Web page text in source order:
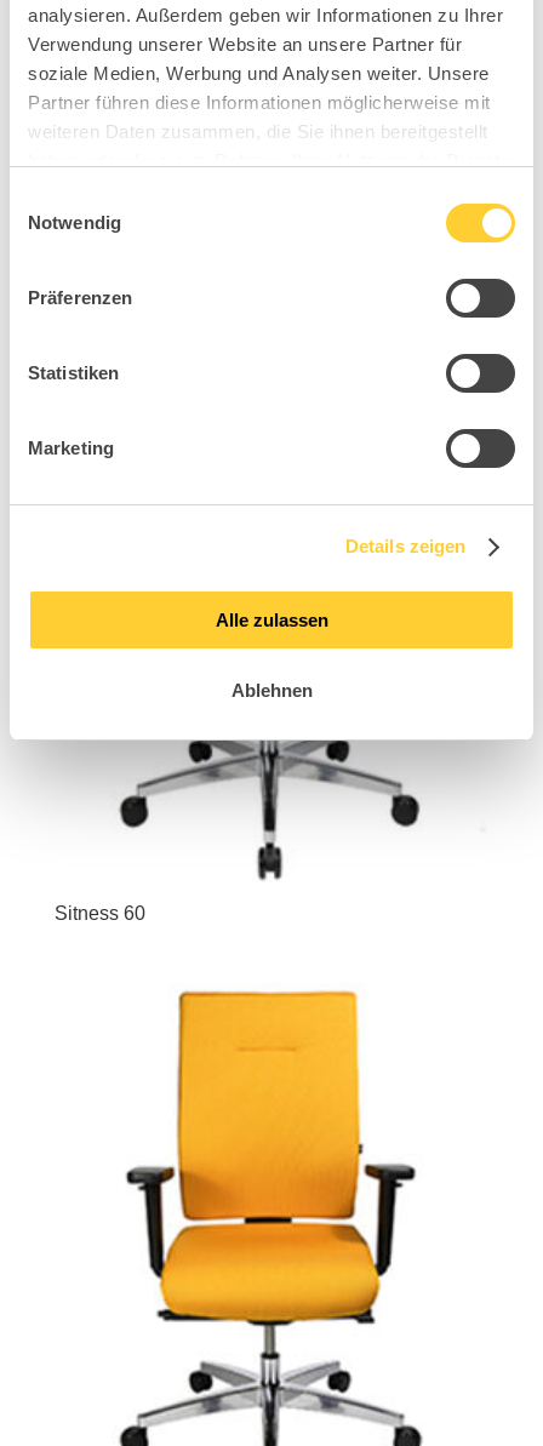
analysieren. Außerdem geben wir Informationen zu Ihrer
Verwendung unserer Website an unsere Partner für
soziale Medien, Werbung und Analysen weiter. Unsere
Partner führen diese Informationen möglicherweise mit
weiteren Daten zusammen, die Sie ihnen bereitgestellt
Notwendig
Präferenzen
Statistiken
Marketing
Details zeigen
Alle zulassen
Ablehnen
Sitness 60